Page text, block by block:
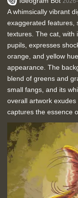
A whimsically vibrant
exaggerated features,
textures. The cat, with
pupils, expresses
orange, and yellow
appearance. The
blend of greens and
small fangs, and its
overall artwork
captures the essence